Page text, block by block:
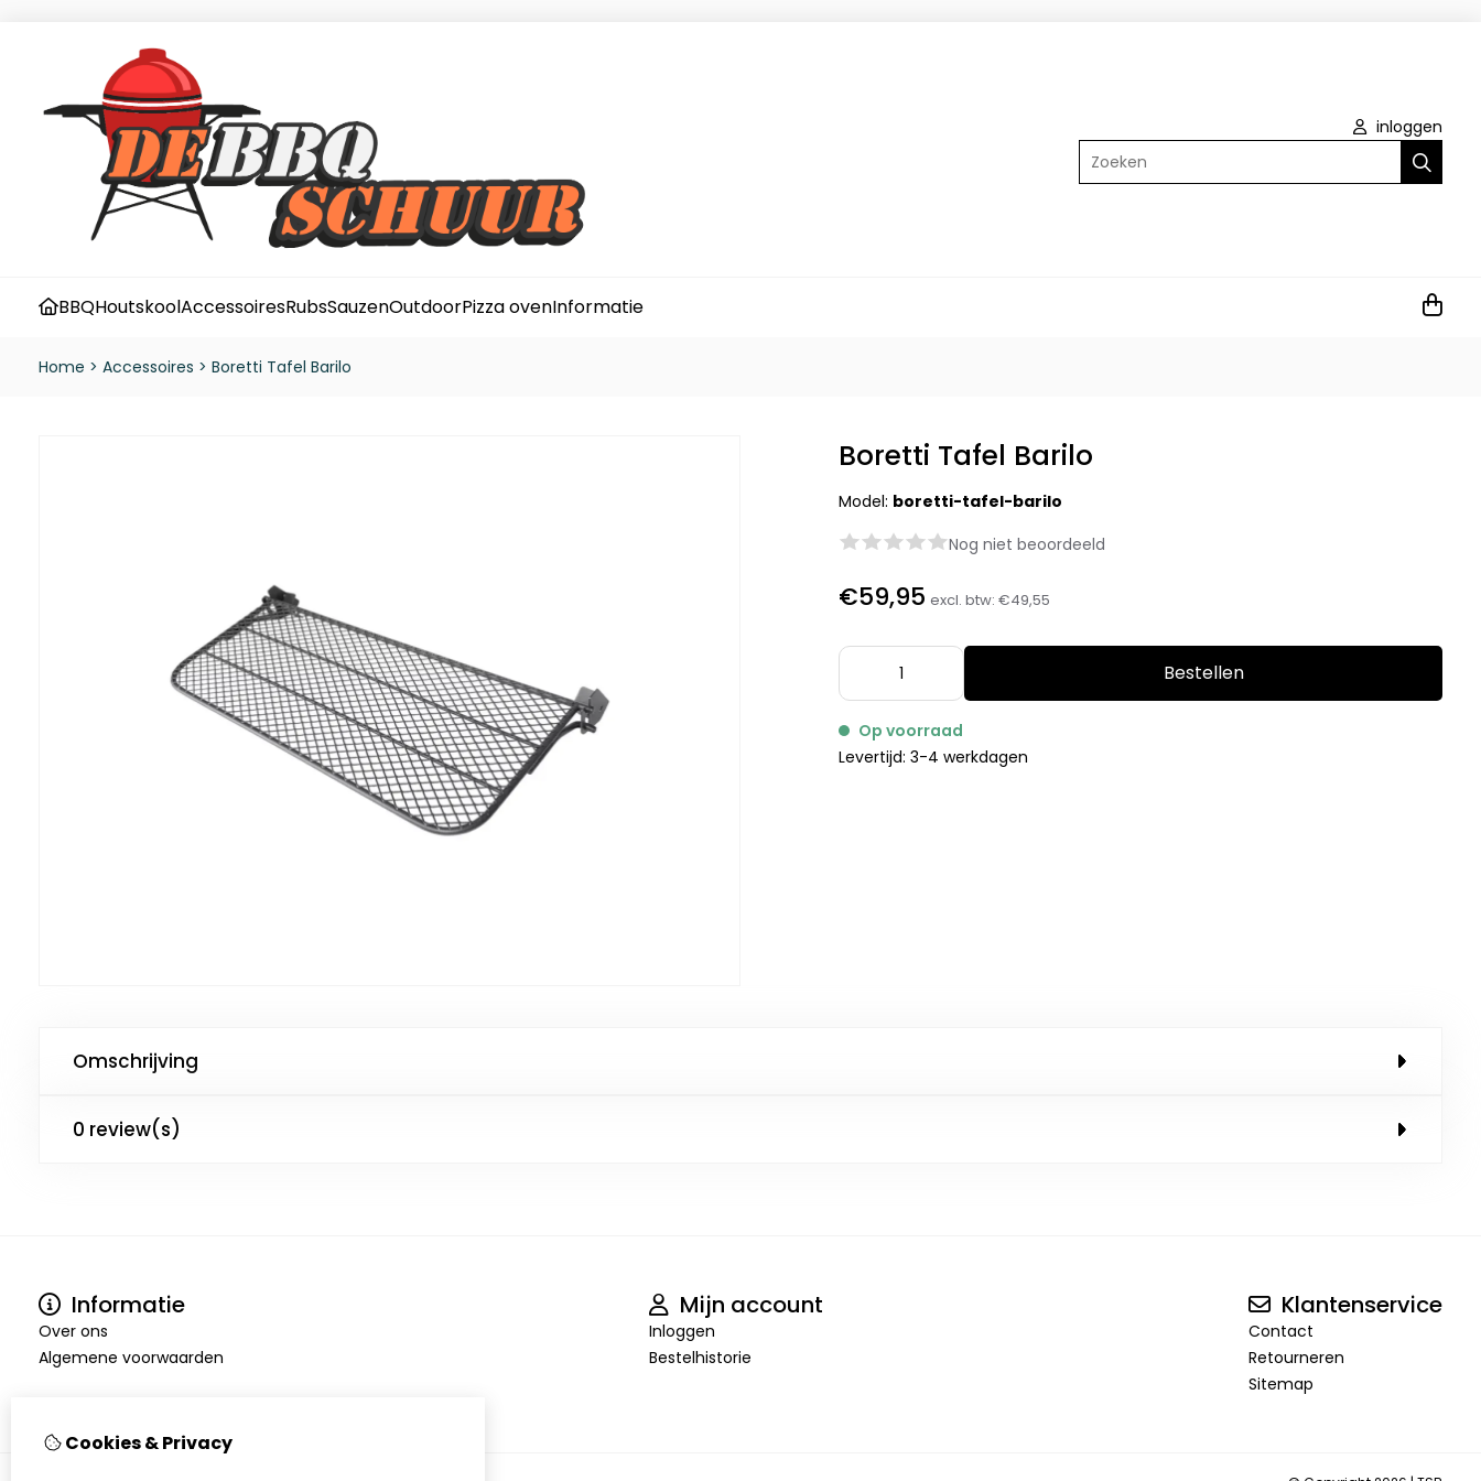
inloggen
Zoeken
BBQHoutskoolAccessoiresRubsSauzenOutdoorPizza ovenInformatie
Home > Accessoires > Boretti Tafel Barilo
Boretti Tafel Barilo
Model: boretti-tafel-barilo
Nog niet beoordeeld
€59,95 excl. btw:€49,55
Bestellen
Op voorraad
Levertijd: 3-4 werkdagen
Omschrijving
0 review(s)
Informatie
Over ons
Algemene voorwaarden
Mijn account
Inloggen
Bestelhistorie
Klantenservice
Contact
Retourneren
Sitemap
Cookies & Privacy